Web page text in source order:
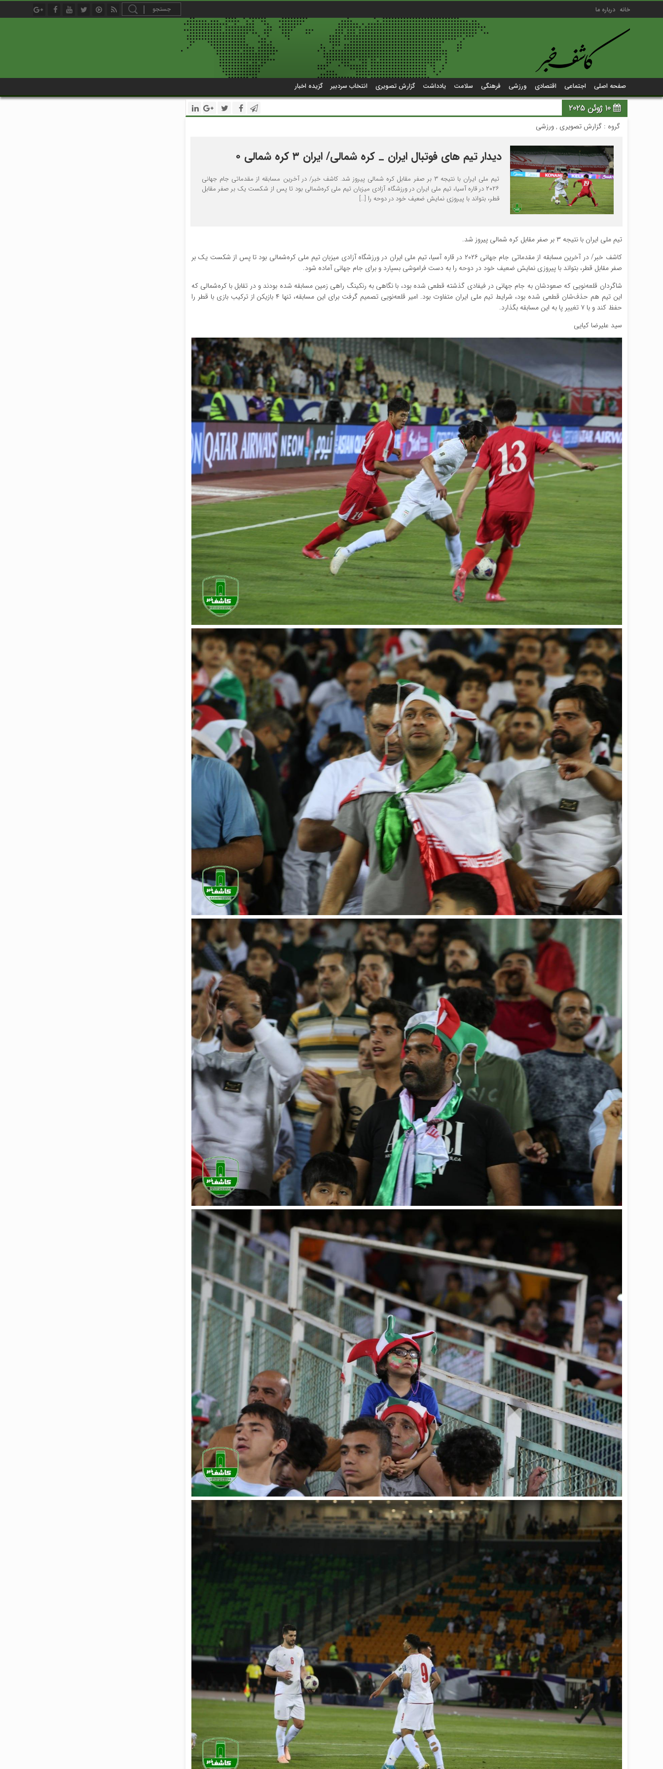
خانه درباره ما
صفحه اصلی اجتماعی اقتصادی ورزشی فرهنگی سلامت یادداشت گزارش تصویری انتخاب سردبیر گزیده اخبار
10 ژوئن 2025
گروه :گزارش تصویری ,ورزشی
دیدار تیم های فوتبال ایران _ کره شمالی/ ایران ۳ کره شمالی ۰
تیم ملی ایران با نتیجه ۳ بر صفر مقابل کره شمالی پیروز شد. کاشف خبر/ در آخرین مسابقه از مقدماتی جام جهانی
۲۰۲۶ در قاره آسیا، تیم ملی ایران در ورزشگاه آزادی میزبان تیم ملی کره‌شمالی بود تا پس از شکست یک بر صفر مقابل
قطر، بتواند با پیروزی نمایش ضعیف خود در دوحه را […]
تیم ملی ایران با نتیجه ۳ بر صفر مقابل کره شمالی پیروز شد.
کاشف خبر/ در آخرین مسابقه از مقدماتی جام جهانی ۲۰۲۶ در قاره آسیا، تیم ملی ایران در ورزشگاه آزادی میزبان تیم ملی کره‌شمالی بود تا پس از شکست یک بر
صفر مقابل قطر، بتواند با پیروزی نمایش ضعیف خود در دوحه را به دست فراموشی بسپارد و برای جام جهانی آماده شود.
شاگردان قلعه‌نویی که صعودشان به جام جهانی در فیفادی گذشته قطعی شده بود، با نگاهی به رنکینگ راهی زمین مسابقه شده بودند و در تقابل با کره‌شمالی که
این تیم هم حذف‌شان قطعی شده بود، شرایط تیم ملی ایران متفاوت بود. امیر قلعه‌نویی تصمیم گرفت برای این مسابقه، تنها ۴ بازیکن از ترکیب بازی با قطر را
حفظ کند و با ۷ تغییر پا به این مسابقه بگذارد.
سید علیرضا کیایی